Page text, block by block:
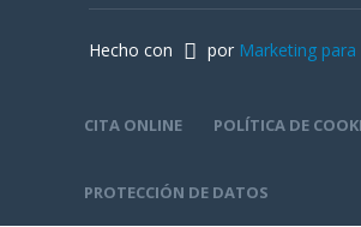
Hecho con por Marketing
CITA ONLINE POLÍTICA DE
PROTECCIÓN DE DATOS